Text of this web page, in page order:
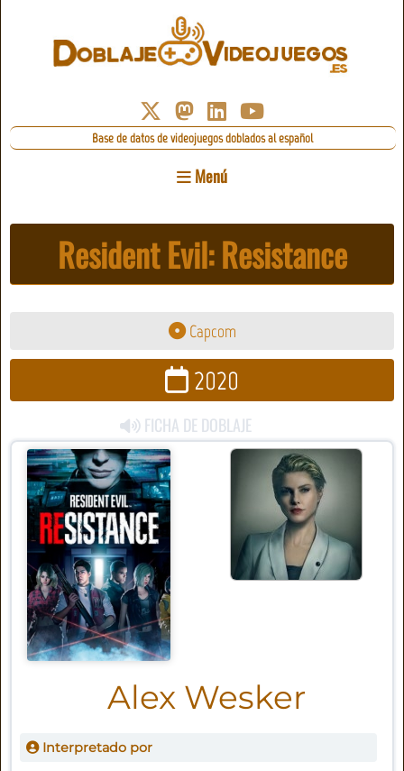
Base de datos de videojuegos doblados al español
Menú
Resident Evil: Resistance
Capcom
2020
FICHA DE DOBLAJE
Alex Wesker
Interpretado por